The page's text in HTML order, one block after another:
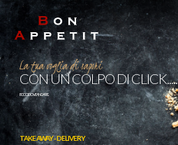
La tua voglia di sapori
CON UN COLPO DI CLICK.....
ECCO DOVE ANDARE....
TAKE AWAY - DELIVERY